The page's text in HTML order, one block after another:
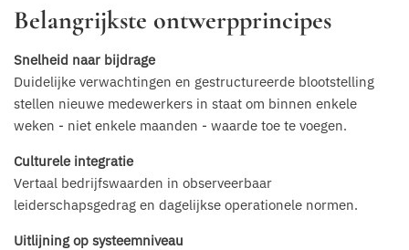
Belangrijkste ontwerpprincipes
Snelheid naar bijdrage
Duidelijke verwachtingen en gestructureerde blootstelling
stellen nieuwe medewerkers in staat om binnen enkele
weken - niet enkele maanden - waarde toe te voegen.
Culturele integratie
Vertaal bedrijfswaarden in observeerbaar
leiderschapsgedrag en dagelijkse operationele normen.
Uitlijning op systeemniveau